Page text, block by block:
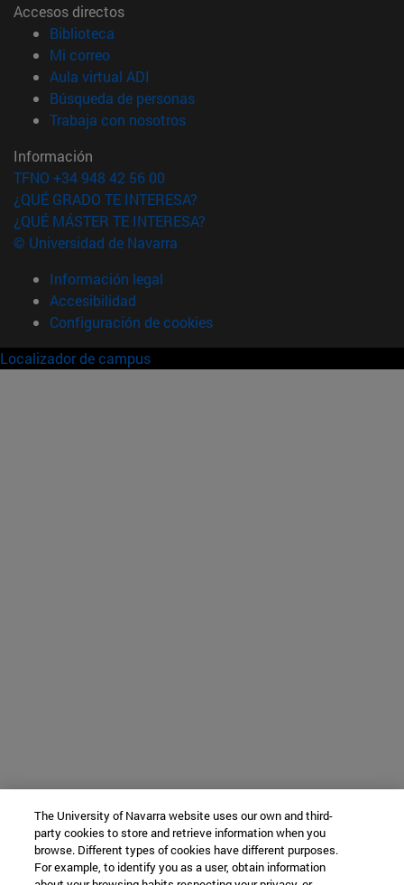
Accesos directos
Biblioteca
Mi correo(abre en nueva ventana)
Aula virtual ADI
Búsqueda de personas(abre en nueva ventana)
Trabaja con nosotros(abre en nueva ventana)
Información
TFNO +34 948 42 56 00
¿QUÉ GRADO TE INTERESA?
¿QUÉ MÁSTER TE INTERESA?
© Universidad de Navarra
Información legal
Accesibilidad
Configuración de cookies
Localizador de campus
The University of Navarra website uses our own and third-
party cookies to store and retrieve information when you
browse. Different types of cookies have different purposes.
For example, to identify you as a user, obtain information